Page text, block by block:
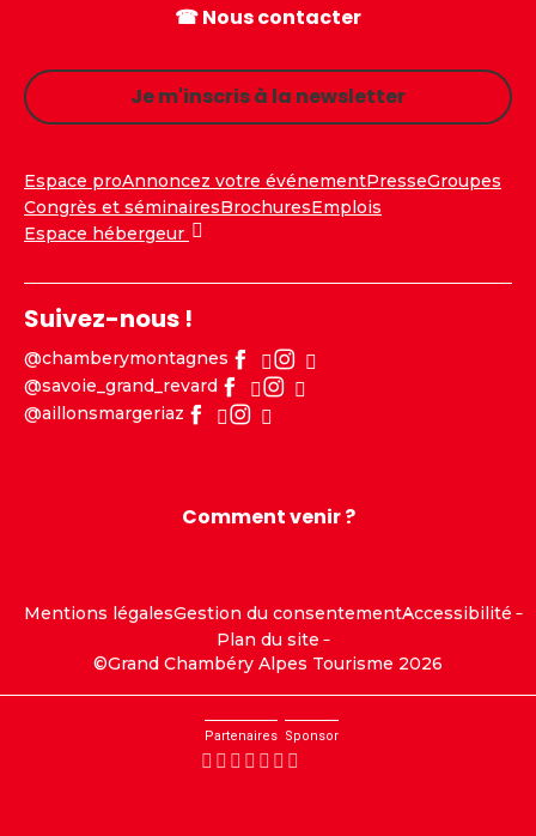
☎ Nous contacter
Je m'inscris à la newsletter
Espace proAnnoncez votre événementPresseGroupes
Congrès et séminairesBrochuresEmplois
Espace hébergeur
Suivez-nous !
@chamberymontagnes
@savoie_grand_revard
@aillonsmargeriaz
Comment venir ?
Mentions légalesGestion du consentementAccessibilité
Plan du site
©Grand Chambéry Alpes Tourisme 2026
Partenaires Sponsor